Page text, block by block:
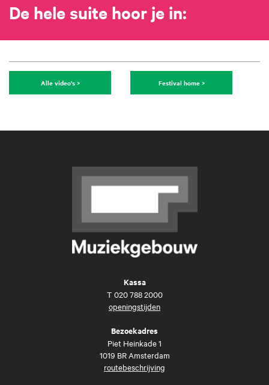
De hele suite hoor je in:
Alle video's > Festival home >
Kassa
T 020 788 2000
openingstijden
Bezoekadres
Piet Heinkade 1
1019 BR Amsterdam
routebeschrijving